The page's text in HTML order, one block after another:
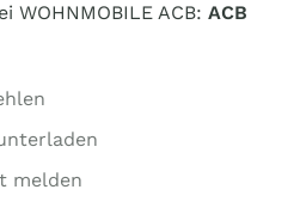
WOHNMOBILE ACB: ACB
melden